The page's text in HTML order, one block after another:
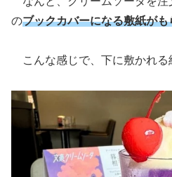
のブックカバーになる敷紙がも
こんな感じで、下に敷かれる